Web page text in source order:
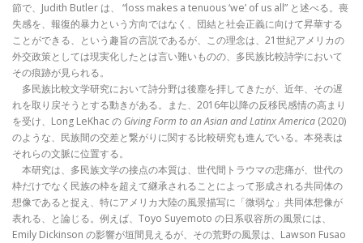
節で、Judith Butler は、 “loss makes a tenuous ‘we’ of us all” と述べる。喪
失感を、報復的暴力という方向ではなく、団結と社会正義に向けて昇華する
ことができる、という趣旨の言説であるが、この理念は、21世紀アメリカの
外交政策としては現実化したとは言い難いものの、多民族比較詩学において
その痕跡が見られる。
多民族比較文学研究において詩分野は後塵を拝してきたが、近年、その遅
れを取り戻そうとする動きがある。また、2016年以降の反移民感情の高まり
を受け、Long LeKhac の Giving Form to an Asian and Latinx America (2020)
のような、民族間の交差と繋がりに関する比較研究も進んでいる。本発表は
それらの文脈に位置する。
本研究は、多民族文学の接点の本質は、世代間トラウマの悲痛が、世代の
枠だけでなく民族の枠を超えて継承されることによって形成される共同体の
想像であると捉え、特にアメリカ大陸の風景描写に「微弱な」共同体想像が
表れる、と論じる。例えば、Toyo Suyemoto の日系収容所の風景には、
Emily Dickinson の影響が垣間見えるが、その荒野の風景は、Lawson Fusao